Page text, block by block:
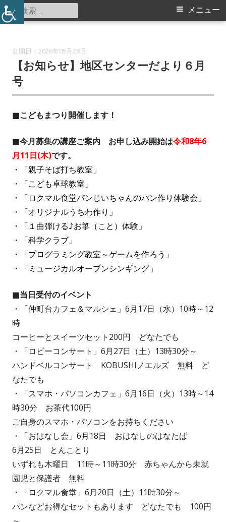
コ
ン
仲町台地区センター
メ
メニュー
検
索:
2026年05月28日
【お知らせ】地区センターだより６月
号
■こどもまつり開催します！
■今月募集の講座ご案内 お申し込み開始は令和8年6
月11日(木)です。
・「親子そば打ち教室」
・「こども卓球教室 」
・「ロクマル食堂パンじいちゃんのパン作り体験会」
・「オリジナルうちわ作り」
・「１曲弾ける♪お箏（こと）体験」
・「科学クラブ」
・「プログラミング教室～ゲームを作ろう」
・「ミュージカルオープンシンギング」
■当日受付のイベント
・「仲町台カフェ＆マルシェ」6月17日（水）10時～12
時
コーヒーとスイーツセット200円 どなたでも
・「ロビーコンサート」6月27日（土）13時30分～
ハンドベルコンサート KOBUSHIノエルズ 無料 ど
なたでも
・「スマホ・パソコンカフェ」6月16日（火）13時～14
時30分 お茶代100円
ご自身のスマホ・パソコンをお持ちください
・「おはなし会」6月18日 おはなしのはなたば
6月25日 とんことり
いずれも木曜日 11時～11時30分 赤ちゃんから未就
園児と保護者 無料
・「ロクマル食堂」6月20日（土）11時30分～
パンなどお得なセットもあります どなたでも 100円